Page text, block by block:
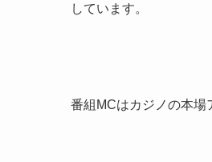
しています。
番組MCはカジノの本場